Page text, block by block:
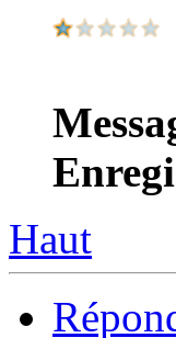
Haut